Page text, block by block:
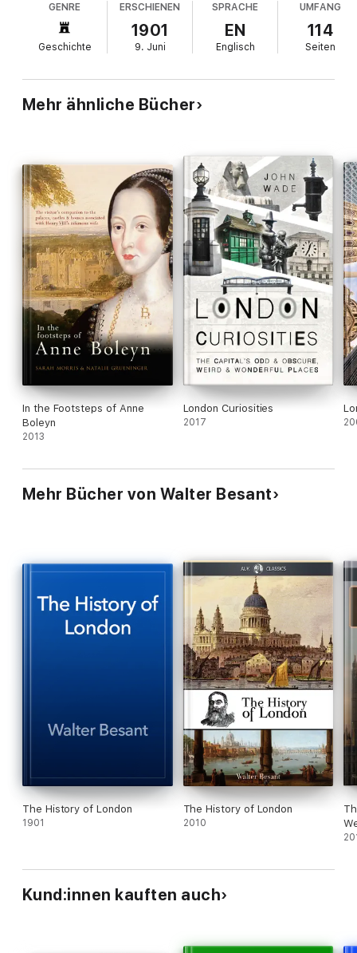
GENRE
Geschichte
ERSCHIENEN
1901
9. Juni
SPRACHE
EN
Englisch
UMFANG
114
Seiten
Mehr ähnliche Bücher
In the Footsteps of Anne
Boleyn
2013
London Curiosities
2017
Mehr Bücher von Walter Besant
The History of London
1901
The History of London
2010
Kund:innen kauften auch